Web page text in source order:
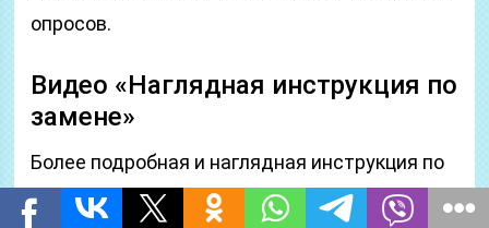
опросов.
Видео «Наглядная инструкция по
замене»
Более подробная и наглядная инструкция по
замене устройства приведена на видео ниже